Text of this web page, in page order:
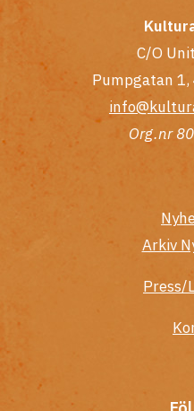
C/O
Pumpgatan
Org.nr
Arkiv
Press/